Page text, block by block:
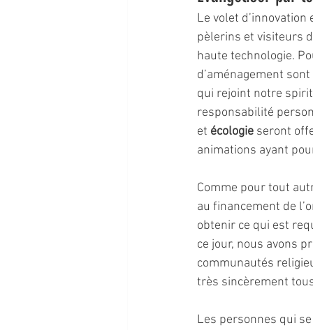
Le volet
pèlerins et visiteurs
haute technologie.
d’aménagement
qui rejoint notre
responsabilité
et écologie seront
animations ayant
Comme pour tout
au financement de
obtenir ce qui est
ce jour, nous avons
communautés
très sincèrement
Les personnes qui